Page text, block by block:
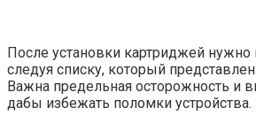
После установки картриджей нужно
следуя списку, который
Важна предельная осторожность и
дабы избежать поломки устройства.